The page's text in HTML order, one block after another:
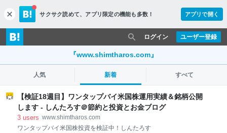
c
l
o
s
サクサク読めて、 アプリ限定の機能も多数！ アプリで開く
ユーザー登録
ログイン
『www.shimtharos.com』
人気 新着 すべて
【検証18週目】ワンタップバイ米国株運用実績＆銘柄公開
します - しんたろす＠節約と投資とお金ブログ
3 users www.shimtharos.com
ワンタップバイ米国株投資を検証中！しんたろす